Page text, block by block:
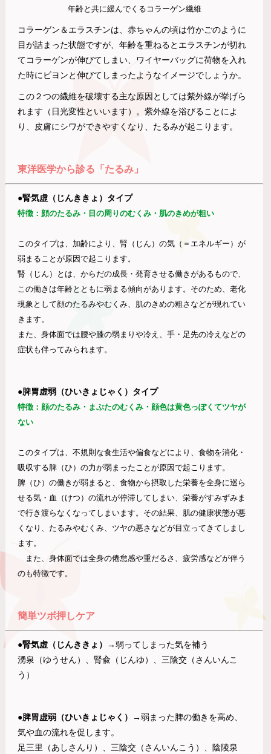
年齢と共に緩んでくるコラーゲン繊維
コラーゲン＆エラスチンは、赤ちゃんの頃は竹かごのように
目が詰まった状態ですが、年齢を重ねるとエラスチンが切れ
てコラーゲンが伸びてしまい、ワイヤーバッグに荷物を入れ
た時にビヨンと伸びてしまったようなイメージでしょうか。
この２つの繊維を破壊する主な原因としては紫外線が挙げら
れます（日光変性といいます）。紫外線を浴びることによ
り、皮膚にシワができやすくなり、たるみが起こります。
東洋医学から診る「たるみ」
●腎気虚（じんききょ）タイプ
特徴：顔のたるみ・目の周りのむくみ・肌のきめが粗い
このタイプは、加齢により、腎（じん）の気（＝エネルギー）が
弱まることが原因で起こります。
腎（じん）とは、からだの成長・発育させる働きがあるもので、
この働きは年齢とともに弱まる傾向があります。そのため、老化
現象として顔のたるみやむくみ、肌のきめの粗さなどが現れてい
きます。
また、身体面では腰や膝の弱まりや冷え、手・足先の冷えなどの
症状も伴ってみられます。
●脾胃虚弱（ひいきょじゃく）タイプ
特徴：顔のたるみ・まぶたのむくみ・顔色は黄色っぽくてツヤが
ない
このタイプは 、不規則な食生活や偏食などにより、食物を消化・
吸収する脾（ひ）の力が弱まったことが原因で起こります。
脾（ひ）の働きが弱まると、食物から摂取した栄養を全身に巡ら
せる気・血（けつ）の流れが停滞してしまい、栄養がすみずみま
で行き渡らなくなってしまいます。その結果、肌の健康状態が悪
くなり、たるみやむくみ、ツヤの悪さなどが目立ってきてしまし
ます。
また、身体面では全身の倦怠感や重だるさ、疲労感などが伴う
のも特徴です 。
簡単ツボ押しケア
●腎気虚（じんききょ）→弱ってしまった気を補う
湧泉（ゆうせん）、腎兪（じんゆ）、三陰交（さんいんこ
う）
●脾胃虚弱（ひいきょじゃく）→弱まった脾の働きを高め、
気や血の流れを促します。
足三里（あしさんり）、三陰交（さんいんこう）、陰陵泉